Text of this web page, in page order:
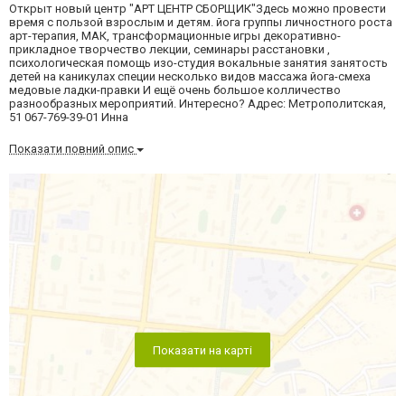
Открыт новый центр "АРТ ЦЕНТР СБОРЩИК"Здесь можно провести
время с пользой взрослым и детям. йога группы личностного роста
арт-терапия, МАК, трансформационные игры декоративно-
прикладное творчество лекции, семинары расстановки ,
психологическая помощь изо-студия вокальные занятия занятость
детей на каникулах специи несколько видов массажа йога-смеха
медовые ладки-правки И ещё очень большое колличество
разнообразных мероприятий. Интересно? Адрес: Метрополитская,
51 067-769-39-01 Инна
Показати повний опис
Показати на карті